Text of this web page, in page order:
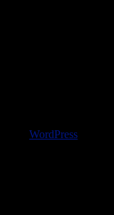
WordPress